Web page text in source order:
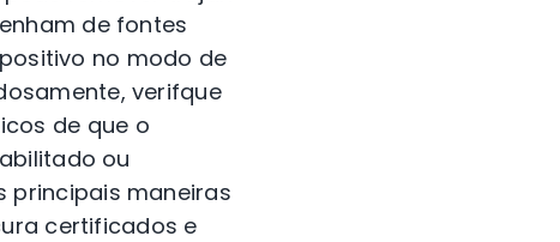
de fontes
no modo de
verifque
de que o
ou
principais maneiras
certificados e